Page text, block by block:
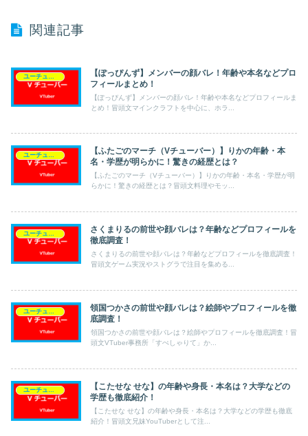
関連記事
【ぽっぴんず】メンバーの顔バレ！年齢や本名などプロ
フィールまとめ！
【ぽっぴんず】メンバーの顔バレ！年齢や本名などプロフィールま
とめ！冒頭文マインクラフトを中心に、ホラ...
【ふたごのマーチ（Vチューバー）】りかの年齢・本
名・学歴が明らかに！驚きの経歴とは？
【ふたごのマーチ（Vチューバー）】りかの年齢・本名・学歴が明
らかに！驚きの経歴とは？冒頭文料理やモッ...
さくまりるの前世や顔バレは？年齢などプロフィールを
徹底調査！
さくまりるの前世や顔バレは？年齢などプロフィールを徹底調査！
冒頭文ゲーム実況やストグラで注目を集める...
ユーチューバー（Vチューバー）
領国つかさの前世や顔バレは？絵師やプロフィールを徹
底調査！
領国つかさの前世や顔バレは？絵師やプロフィールを徹底調査！冒
頭文VTuber事務所「すぺしゃりて」か...
ユーチューバー（Vチューバー）
【こたせな せな】の年齢や身長・本名は？大学などの
学歴も徹底紹介！
【こたせな せな】の年齢や身長・本名は？大学などの学歴も徹底
紹介！冒頭文兄妹YouTuberとして注...